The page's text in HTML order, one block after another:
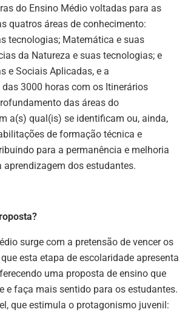
do Ensino Médio voltadas para as
quatros áreas de conhecimento:
tecnologias; Matemática e suas
da Natureza e suas tecnologias; e
e Sociais Aplicadas, e a
3000 horas com os Itinerários
das áreas do
a(s) qual(is) se identificam ou, ainda,
de formação técnica e
para a permanência e melhoria
aprendizagem dos estudantes.
surge com a pretensão de vencer os
esta etapa de escolaridade apresenta
uma proposta de ensino que
e faça mais sentido para os estudantes.
que estimula o protagonismo juvenil: